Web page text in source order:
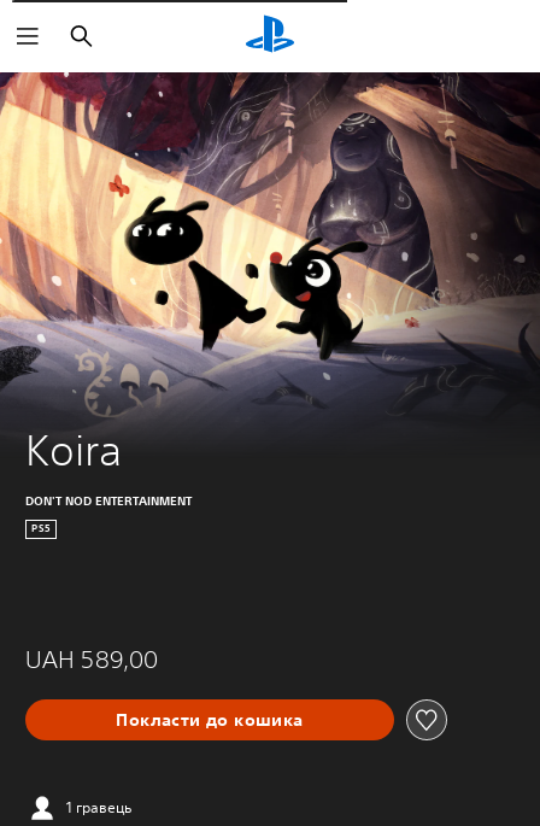
Пошук
Koira
DON'T NOD ENTERTAINMENT
PS5
UAH 589,00
Покласти до кошика
1 гравець